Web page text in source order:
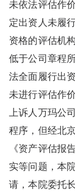
未依法评估作
定出资人未履
资格的评估机
低于公司章程
法全面履行出
未进行评估作
上诉人万玛公
程序，但经北
《资产评估报
实等问题，本
请，本院委托